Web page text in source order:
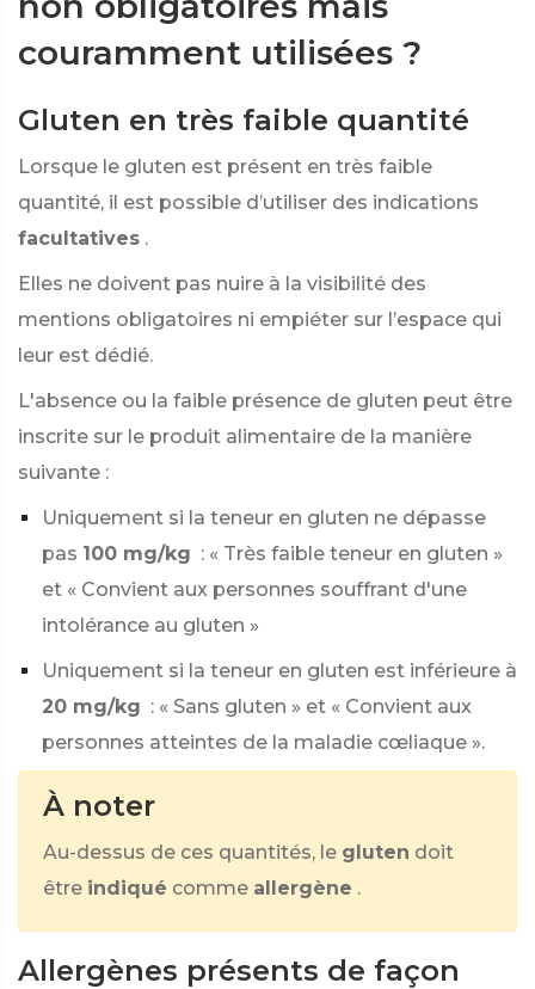
couramment utilisées ?
Gluten en très faible quantité
Lorsque le gluten est présent en très faible
quantité, il est possible d’utiliser des indications
facultatives .
Elles ne doivent pas nuire à la visibilité des
mentions obligatoires ni empiéter sur l’espace qui
leur est dédié.
L'absence ou la faible présence de gluten peut être
inscrite sur le produit alimentaire de la manière
suivante :
Uniquement si la teneur en gluten ne dépasse
pas 100 mg/kg : « Très faible teneur en gluten »
et « Convient aux personnes souffrant d'une
intolérance au gluten »
Uniquement si la teneur en gluten est inférieure à
20 mg/kg : « Sans gluten » et « Convient aux
personnes atteintes de la maladie cœliaque ».
À noter
Au-dessus de ces quantités, le gluten doit
être indiqué comme allergène .
Allergènes présents de façon